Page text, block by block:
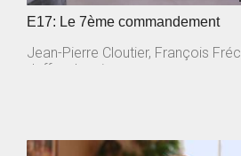
E17: Le 7ème commandement
Jean-Pierre Cloutier, François
Jeffrey Laurin